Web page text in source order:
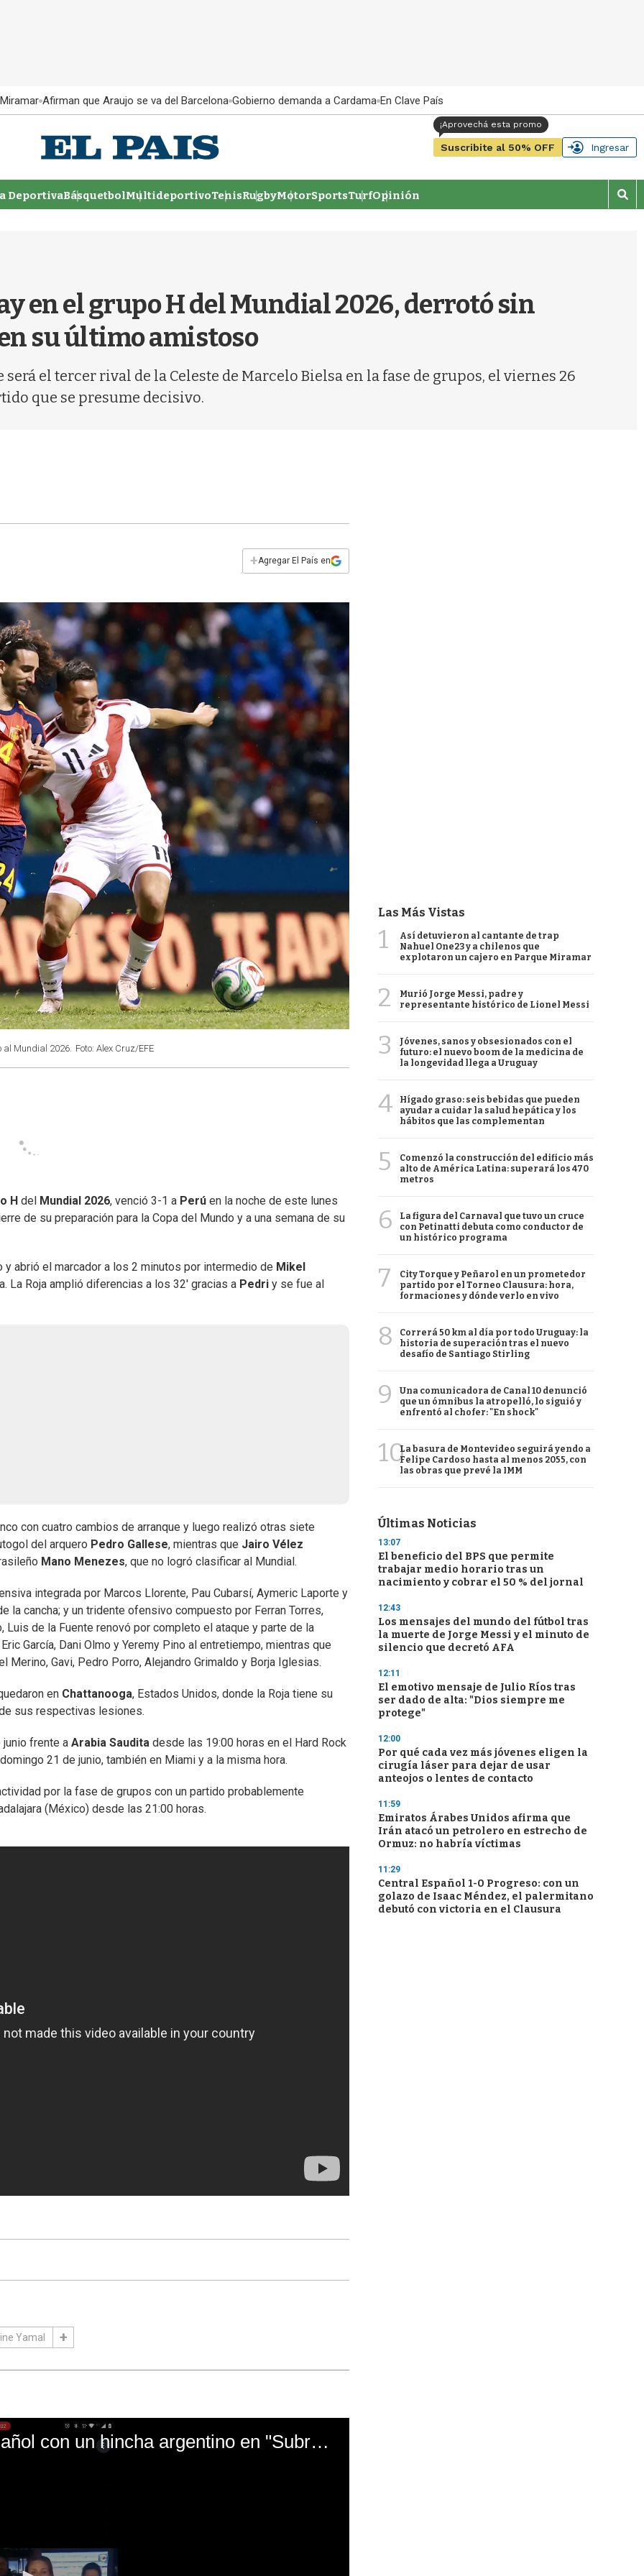
Afirman que Araujo se va del Barcelona Gobierno demanda a Cardama En Clave País
Suscribite al 50% OFF Ingresar
DeportivaBásquetbolMultideportivoTenisRugbyMotorSportsTurfOpinión
M
o
en el grupo H del Mundial 2026, derrotó sin
su último amistoso
el tercer rival de la Celeste de Marcelo Bielsa en la fase de grupos, el viernes 26
que se presume decisivo.
+Agregar El País en
al Mundial 2026. Foto: Alex Cruz/EFE
H del Mundial 2026, venció 3-1 a Perú en la noche de este lunes
de su preparación para la Copa del Mundo y a una semana de su
y abrió el marcador a los 2 minutos por intermedio de Mikel
La Roja amplió diferencias a los 32' gracias a Pedri y se fue al
con cuatro cambios de arranque y luego realizó otras siete
del arquero Pedro Gallese, mientras que Jairo Vélez
Mano Menezes, que no logró clasificar al Mundial.
integrada por Marcos Llorente, Pau Cubarsí, Aymeric Laporte y
la cancha; y un tridente ofensivo compuesto por Ferran Torres,
Luis de la Fuente renovó por completo el ataque y parte de la
García, Dani Olmo y Yeremy Pino al entretiempo, mientras que
Gavi, Pedro Porro, Alejandro Grimaldo y Borja Iglesias.
en Chattanooga, Estados Unidos, donde la Roja tiene su
sus respectivas lesiones.
junio frente a Arabia Saudita desde las 19:00 horas en el Hard Rock
21 de junio, también en Miami y a la misma hora.
por la fase de grupos con un partido probablemente
(México) desde las 21:00 horas.
Yamal
El mal momento de Yanina Gasañol con un hincha argentino en "Subrayado"
Las Más Vistas
1
Así detuvieron al cantante de trap
Nahuel One23 y a chilenos que
explotaron un cajero en Parque Miramar
2
Murió Jorge Messi, padre y
representante histórico de Lionel Messi
3
Jóvenes, sanos y obsesionados con el
futuro: el nuevo boom de la medicina de
la longevidad llega a Uruguay
4
Hígado graso: seis bebidas que pueden
ayudar a cuidar la salud hepática y los
hábitos que las complementan
5
Comenzó la construcción del edificio más
alto de América Latina: superará los 470
metros
6
La figura del Carnaval que tuvo un cruce
con Petinatti debuta como conductor de
un histórico programa
7
City Torque y Peñarol en un prometedor
partido por el Torneo Clausura: hora,
formaciones y dónde verlo en vivo
8
Correrá 50 km al día por todo Uruguay: la
historia de superación tras el nuevo
desafío de Santiago Stirling
9
Una comunicadora de Canal 10 denunció
que un ómnibus la atropelló, lo siguió y
enfrentó al chofer: "En shock"
10La basura de Montevideo seguirá yendo a
Felipe Cardoso hasta al menos 2055, con
las obras que prevé la IMM
Últimas Noticias
13:07
El beneficio del BPS que permite
trabajar medio horario tras un
nacimiento y cobrar el 50 % del jornal
12:43
Los mensajes del mundo del fútbol tras
la muerte de Jorge Messi y el minuto de
silencio que decretó AFA
12:11
El emotivo mensaje de Julio Ríos tras
ser dado de alta: "Dios siempre me
protege"
12:00
Por qué cada vez más jóvenes eligen la
cirugía láser para dejar de usar
anteojos o lentes de contacto
11:59
Emiratos Árabes Unidos afirma que
Irán atacó un petrolero en estrecho de
Ormuz: no habría víctimas
11:29
Central Español 1-0 Progreso: con un
golazo de Isaac Méndez, el palermitano
debutó con victoria en el Clausura